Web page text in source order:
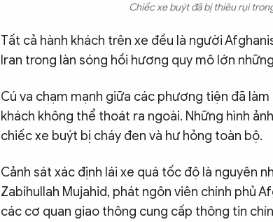
Chiếc xe buýt đã bị thiêu rụi
Tất cả hành khách trên xe đều là người
Iran trong làn sóng hồi hương quy mô lớn
Cú va chạm mạnh giữa các phương tiện đã
khách không thể thoát ra ngoài. Những hình
chiếc xe buýt bị cháy đen và hư hỏng toàn bộ.
Cảnh sát xác định lái xe quá tốc độ là nguyên
Zabihullah Mujahid, phát ngôn viên chính phủ
các cơ quan giao thông cung cấp thông tin